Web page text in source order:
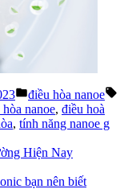
Posted
in
điều hòa nanoe
hòa nanoe, điều hoà
, tính năng nanoe g
Hiện Nay
bạn nên biết